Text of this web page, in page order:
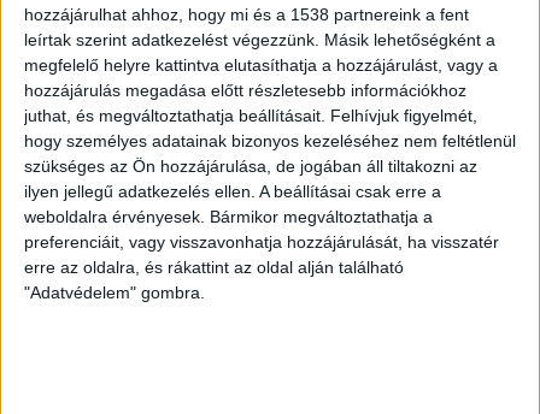
hozzájárulhat ahhoz, hogy mi és a 1538 partnereink a fent
leírtak szerint adatkezelést végezzünk. Másik lehetőségként a
megfelelő helyre kattintva elutasíthatja a hozzájárulást, vagy a
hozzájárulás megadása előtt részletesebb információkhoz
juthat, és megváltoztathatja beállításait. Felhívjuk figyelmét,
hogy személyes adatainak bizonyos kezeléséhez nem feltétlenül
szükséges az Ön hozzájárulása, de jogában áll tiltakozni az
ilyen jellegű adatkezelés ellen. A beállításai csak erre a
weboldalra érvényesek. Bármikor megváltoztathatja a
preferenciáit, vagy visszavonhatja hozzájárulását, ha visszatér
erre az oldalra, és rákattint az oldal alján található
"Adatvédelem" gombra.
Hoppon maradtak a villanyautós támogatási
program utolsó pályázói